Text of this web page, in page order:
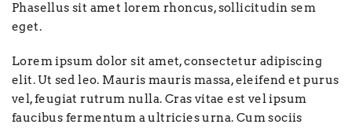
Phasellus sit amet lorem rhoncus, sollicitudin sem
eget.
Lorem ipsum dolor sit amet, consectetur adipiscing
elit. Ut sed leo. Mauris mauris massa, eleifend et purus
vel, feugiat rutrum nulla. Cras vitae est vel ipsum
faucibus fermentum a ultricies urna. Cum sociis